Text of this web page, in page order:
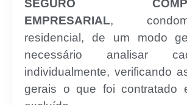
SEGURO
EMPRESARIAL,
residencial, de um modo
necessário analisar
individualmente, verificando
gerais o que foi contratado